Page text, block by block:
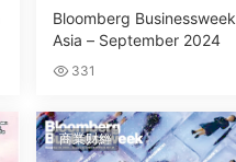
Bloomberg Businessweek
Asia – September 2024
331
商業财經